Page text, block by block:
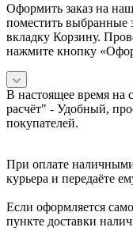
Оформить заказ на
поместить выбранные
вкладку Корзину.
нажмите кнопку
В настоящее время на
расчёт" - Удобный,
покупателей.
При оплате
курьера и передаёте
Если оформляется
пункте доставки